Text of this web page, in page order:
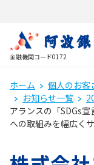
金融機関コード0172
ホーム 個人のお客
お知らせ一覧
アランスの「SDGs
への取組みを幅広く